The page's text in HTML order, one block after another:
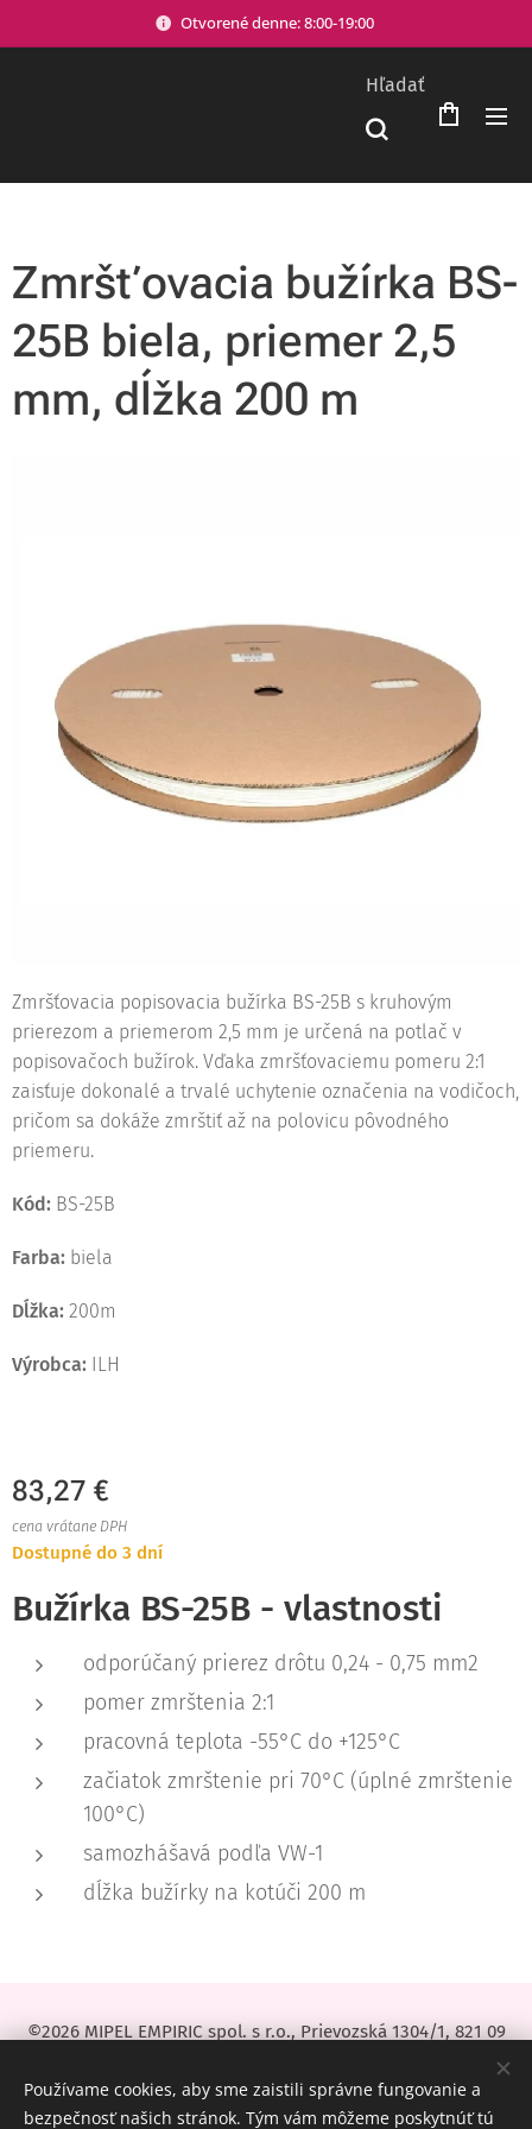
Otvorené denne: 8:00-19:00
Hľadať
Zmršťovacia bužírka BS-
25B biela, priemer 2,5
mm, dĺžka 200 m
Zmršťovacia popisovacia bužírka BS-25B s kruhovým
prierezom a priemerom 2,5 mm je určená na potlač v
popisovačoch bužírok. Vďaka zmršťovaciemu pomeru 2:1
zaisťuje dokonalé a trvalé uchytenie označenia na vodičoch,
pričom sa dokáže zmrštiť až na polovicu pôvodného
priemeru.
Kód: BS-25B
Farba: biela
Dĺžka: 200m
Výrobca: ILH
83,27 €
cena vrátane DPH
Dostupné do 3 dní
Bužírka BS-25B - vlastnosti
odporúčaný prierez drôtu 0,24 - 0,75 mm2
pomer zmrštenia 2:1
pracovná teplota -55°C do +125°C
začiatok zmrštenie pri 70°C (úplné zmrštenie
100°C)
samozhášavá podľa VW-1
dĺžka bužírky na kotúči 200 m
©2026 MIPEL EMPIRIC spol. s r.o., Prievozská 1304/1, 821 09
Cookies
Používame cookies, aby sme zaistili správne fungovanie a
bezpečnosť našich stránok. Tým vám môžeme poskytnúť tú